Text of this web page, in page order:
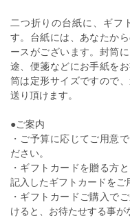
二つ折りの台紙に、ギフ
す。台紙には、あなたか
ースがございます。封筒
途、便箋などにお手紙を
筒は定形サイズですので
送り頂けます。
●ご案内
・ご予算に応じてご用意
ださい。
・ギフトカードを贈る方
記入したギフトカードをご
・ギフトカードご購入で
けると、お待たせする事が